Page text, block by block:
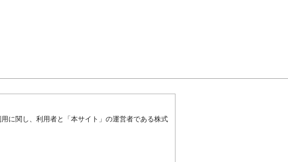
に関し、利用者と「本サイト」の運営者である株式